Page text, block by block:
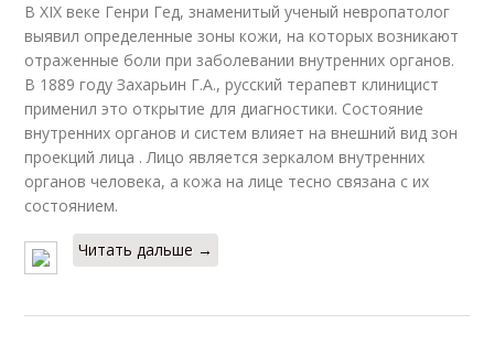
В XIX веке Генри Гед, знаменитый ученый невропатолог
выявил определенные зоны кожи, на которых возникают
отраженные боли при заболевании внутренних органов.
В 1889 году Захарьин Г.А., русский терапевт клиницист
применил это открытие для диагностики. Состояние
внутренних органов и систем влияет на внешний вид зон
проекций лица . Лицо является зеркалом внутренних
органов человека, а кожа на лице тесно связана с их
состоянием.
Читать дальше →